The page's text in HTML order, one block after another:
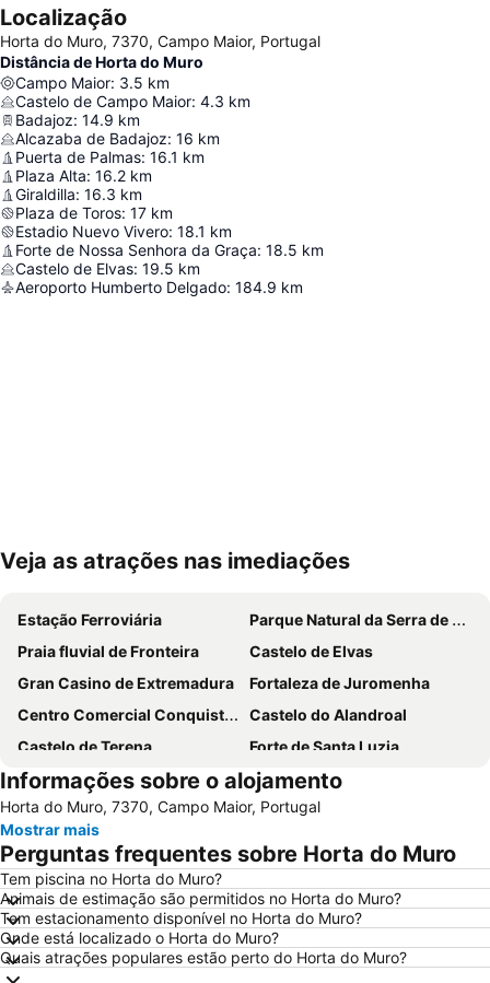
Localização
Horta do Muro, 7370, Campo Maior, Portugal
Distância de Horta do Muro
Campo Maior: 3.5 km
Castelo de Campo Maior: 4.3 km
Badajoz: 14.9 km
Alcazaba de Badajoz: 16 km
Puerta de Palmas: 16.1 km
Plaza Alta: 16.2 km
Giraldilla: 16.3 km
Plaza de Toros: 17 km
Estadio Nuevo Vivero: 18.1 km
Forte de Nossa Senhora da Graça: 18.5 km
Castelo de Elvas: 19.5 km
Aeroporto Humberto Delgado: 184.9 km
Ampliar mapa
Veja as atrações nas imediações
Estação Ferroviária
Parque Natural da Serra de São Mamede
Praia fluvial de Fronteira
Castelo de Elvas
Gran Casino de Extremadura
Fortaleza de Juromenha
Centro Comercial Conquistadores
Castelo do Alandroal
Castelo de Terena
Forte de Santa Luzia
Piscinas Municipais de Elvas
Villa Lusitano-Romana de Torre de Palma
Estación de autobuses
Huerta Rosales
Lusiberia
Garrison Border Town of Elvas
San Fernando
Casco Antiguo
El Cristo
El Gurugú
Museo de la Ciudad - Luis de Morales
San Roque
Plaza de Toros El Toreo
Cerro de Reyes
Informações sobre o alojamento
Horta do Muro, 7370, Campo Maior, Portugal
Mostrar mais
Perguntas frequentes sobre Horta do Muro
Tem piscina no Horta do Muro?
Animais de estimação são permitidos no Horta do Muro?
Tem estacionamento disponível no Horta do Muro?
Onde está localizado o Horta do Muro?
Quais atrações populares estão perto do Horta do Muro?